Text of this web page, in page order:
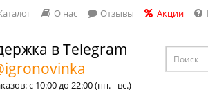
О нас Отзывы Акции
в Telegram
с 10:00 до 22:00 (пн. - вс.)